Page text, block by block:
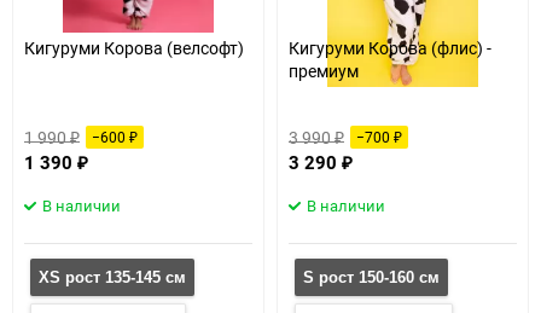
Кигуруми Корова (велсофт)
1 990₽ −600 ₽
1 390 ₽
В наличии
XS рост 135-145 см
Кигуруми Корова (флис) -
премиум
3 990₽ −700 ₽
3 290 ₽
В наличии
S рост 150-160 см